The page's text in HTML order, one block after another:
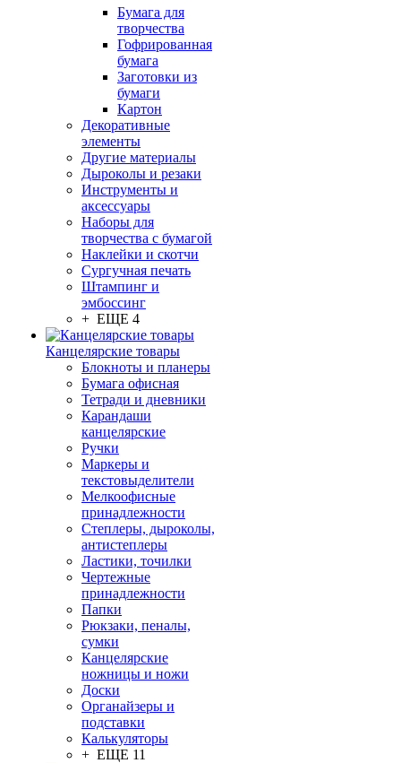
Бумага для
творчества
Гофрированная
бумага
Заготовки из
бумаги
Картон
Декоративные
элементы
Другие материалы
Дыроколы и резаки
Инструменты и
аксессуары
Наборы для
творчества с бумагой
Наклейки и скотчи
Сургучная печать
Штампинг и
эмбоссинг
+ ЕЩЕ 4
Канцелярские товары
Блокноты и планеры
Бумага офисная
Тетради и дневники
Карандаши
канцелярские
Ручки
Маркеры и
текстовыделители
Мелкоофисные
принадлежности
Степлеры, дыроколы,
антистеплеры
Ластики, точилки
Чертежные
принадлежности
Папки
Рюкзаки, пеналы,
сумки
Канцелярские
ножницы и ножи
Доски
Органайзеры и
подставки
Калькуляторы
+ ЕЩЕ 11